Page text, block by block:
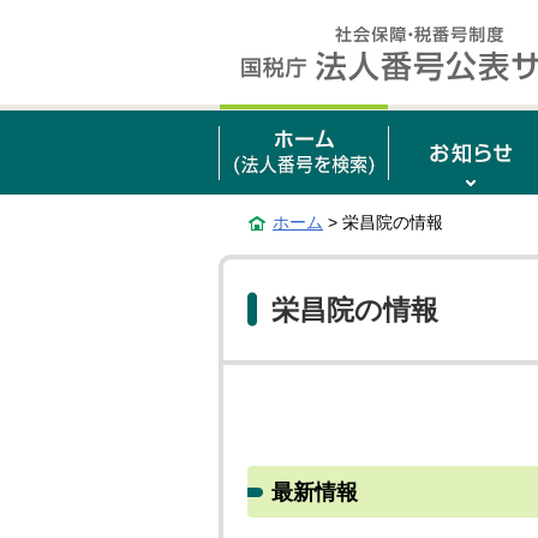
ホーム > 栄昌院の情報
栄昌院の情報
最新情報